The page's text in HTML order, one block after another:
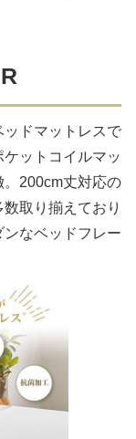
ドマットレスで
ットコイルマッ
。200cm丈対応の
取り揃えており
なベッドフレー